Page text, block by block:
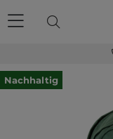
Nachhaltig